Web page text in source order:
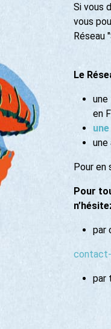
Si vous
vous
Réseau
Le
en
une
Pour en
Pour
par
contact-
par